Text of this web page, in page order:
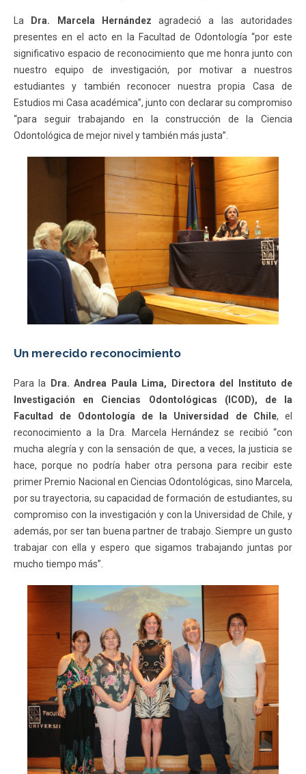
La Dra. Marcela Hernández agradeció a las autoridades
presentes en el acto en la Facultad de Odontología “por este
significativo espacio de reconocimiento que me honra junto con
nuestro equipo de investigación, por motivar a nuestros
estudiantes y también reconocer nuestra propia Casa de
Estudios mi Casa académica”, junto con declarar su compromiso
“para seguir trabajando en la construcción de la Ciencia
Odontológica de mejor nivel y también más justa”.
Un merecido reconocimiento
Para la
Dra. Andrea Paula Lima, Directora del Instituto de
Investigación en Ciencias Odontológicas (ICOD), de la
Facultad de Odontología de la Universidad de Chile, el
reconocimiento a la Dra. Marcela Hernández se recibió “con
mucha alegría y con la sensación de que, a veces, la justicia se
hace, porque no podría haber otra persona para recibir este
primer Premio Nacional en Ciencias Odontológicas, sino Marcela,
por su trayectoria, su capacidad de formación de estudiantes, su
compromiso con la investigación y con la Universidad de Chile, y
además, por ser tan buena partner de trabajo. Siempre un gusto
trabajar con ella y espero que sigamos trabajando juntas por
mucho tiempo más”.